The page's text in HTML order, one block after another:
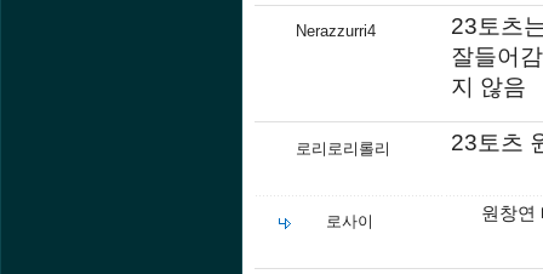
Nerazzurri4
23토츠
잘들어
지 않음
로리로리롤리 23토츠
로사이 원창연